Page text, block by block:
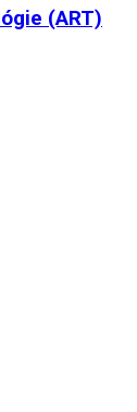
(ART)